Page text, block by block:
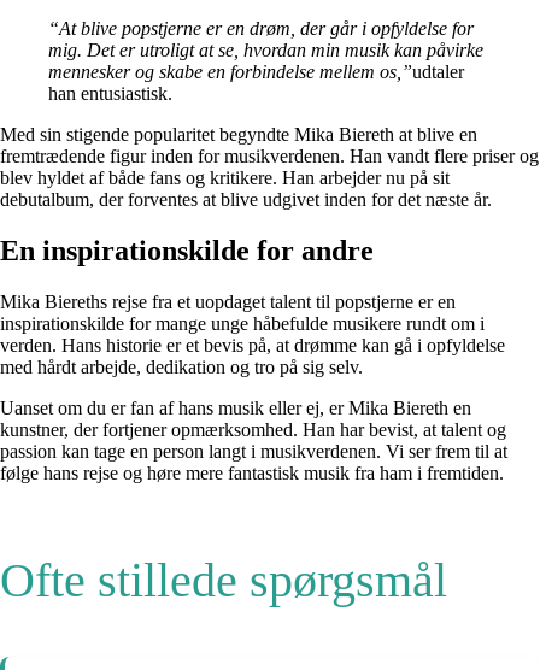
“At blive popstjerne er en drøm, der går i opfyldelse for
mig. Det er utroligt at se, hvordan min musik kan påvirke
mennesker og skabe en forbindelse mellem os,”udtaler
han entusiastisk.
Med sin stigende popularitet begyndte Mika Biereth at blive en
fremtrædende figur inden for musikverdenen. Han vandt flere priser og
blev hyldet af både fans og kritikere. Han arbejder nu på sit
debutalbum, der forventes at blive udgivet inden for det næste år.
En inspirationskilde for andre
Mika Biereths rejse fra et uopdaget talent til popstjerne er en
inspirationskilde for mange unge håbefulde musikere rundt om i
verden. Hans historie er et bevis på, at drømme kan gå i opfyldelse
med hårdt arbejde, dedikation og tro på sig selv.
Uanset om du er fan af hans musik eller ej, er Mika Biereth en
kunstner, der fortjener opmærksomhed. Han har bevist, at talent og
passion kan tage en person langt i musikverdenen. Vi ser frem til at
følge hans rejse og høre mere fantastisk musik fra ham i fremtiden.
Ofte stillede spørgsmål